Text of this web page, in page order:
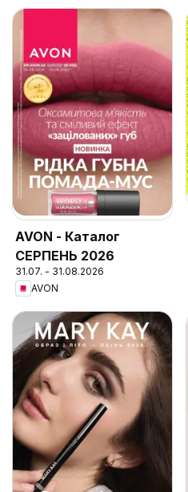
AVON - Каталог
СЕРПЕНЬ 2026
31.07. - 31.08.2026
AVON